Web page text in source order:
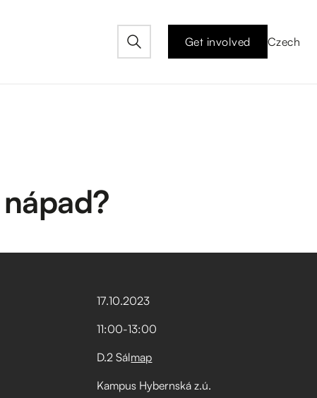
Get involved Czech
17.10.2023
11:00-13:00
D.2 Sálmap
Kampus Hybernská z.ú.